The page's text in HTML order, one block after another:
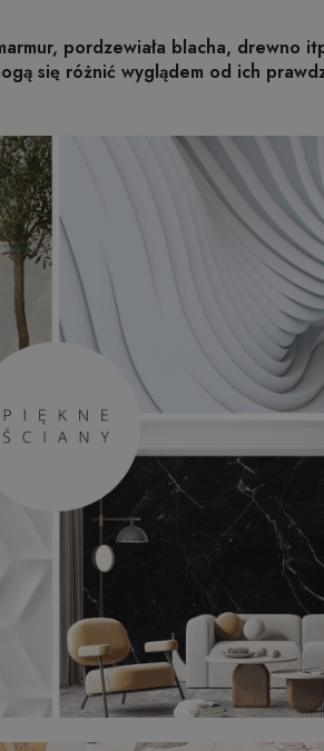
pordzewiała blacha, drewno
się różnić wyglądem od ich